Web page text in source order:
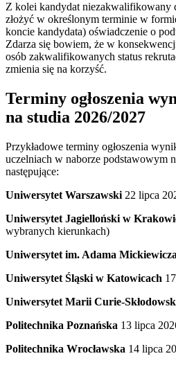
Z kolei kandydat niezakwalifikowany
złożyć w określonym terminie w
koncie kandydata) oświadczenie o
Zdarza się bowiem, że w
osób zakwalifikowanych status
zmienia się na korzyść.
Terminy ogłoszenia
na studia 2026/2027
Przykładowe terminy ogłoszenia
uczelniach w naborze podstawowym
następujące:
Uniwersytet Warszawski 22 lipca
Uniwersytet Jagielloński w
wybranych kierunkach)
Uniwersytet im. Adama
Uniwersytet Śląski w Katowicach
Uniwersytet Marii Curie-
Politechnika Poznańska 13 lipca
Politechnika Wrocławska 14 lipca